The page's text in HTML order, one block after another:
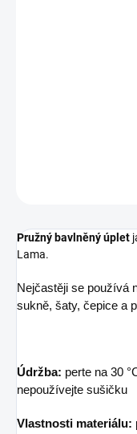
Pružný bavlněný úplet
Lama.
Nejčastěji se používá
sukně, šaty, čepice a
Údržba: perte na 30
nepoužívejte sušičku
Vlastnosti materiálu: